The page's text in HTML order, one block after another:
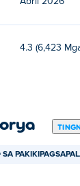
4.3 (6,423
SA